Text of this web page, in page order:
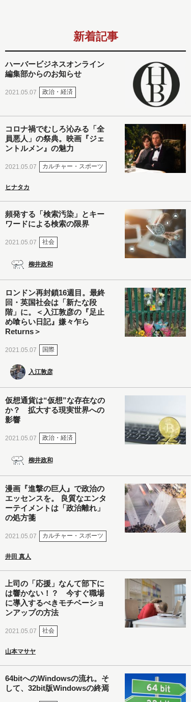
新着記事
ハーバービジネスオンライン
編集部からのお知らせ
2021.05.07 政治・経済
コロナ禍でむしろ沁みる「全
員悪人」の祭典。映画『ジェ
ントルメン』の魅力
2021.05.07 カルチャー・スポーツ
ヒナタカ
頻発する「検索汚染」とキー
ワードによる検索の限界
2021.05.07 社会
柳井政和
ロンドン再封鎖16週目。最終
回・英国社会は「新たな段
階」に。＜入江敦彦の『足止
め喰らい日記』嫌々乍ら
Returns＞
2021.05.07 国際
入江敦彦
仮想通貨は“仮想”な存在なの
か？ 拡大する現実世界への
影響
2021.05.07 政治・経済
柳井政和
漫画『進撃の巨人』で政治の
エッセンスを。 良質なエンタ
ーテイメントは「政治離れ」
の処方箋
2021.05.07 カルチャー・スポーツ
井田 真人
上司の「応援」なんて部下に
は響かない！？ 今すぐ職場
に導入するべきモチベーショ
ンアップの方法
2021.05.07 社会
山本マサヤ
64bitへのWindowsの流れ。そ
して、32bit版Windowsの終焉